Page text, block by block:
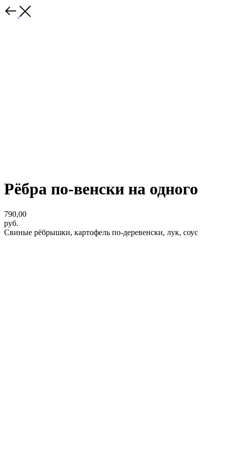
Рёбра по-венски на одного
790,00
руб.
Свиные рёбрышки, картофель по-деревенски, лук, соус